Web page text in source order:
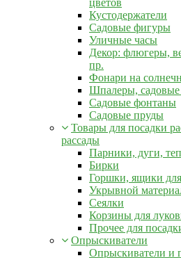
цветов
Кустодержатели
Садовые фигуры
Уличные часы
Декор: флюгеры,
пр.
Фонари на
Шпалеры, садовые
Садовые фонтаны
Садовые пруды
Товары для посадки
рассады
Парники, дуги,
Бирки
Горшки, ящики
Укрывной
Сеялки
Корзины для
Прочее для
Опрыскиватели
Опрыскиватели и